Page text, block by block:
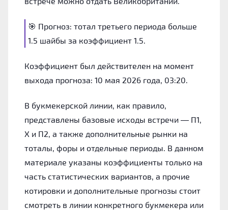
🎯 Прогноз: тотал третьего периода больше
1.5 шайбы за коэффициент 1.5.
Коэффициент был действителен на момент
выхода прогноза: 10 мая 2026 года, 03:20.
В букмекерской линии, как правило,
представлены базовые исходы встречи — П1,
Х и П2, а также дополнительные рынки на
тоталы, форы и отдельные периоды. В данном
материале указаны коэффициенты только на
часть статистических вариантов, а прочие
котировки и дополнительные прогнозы стоит
смотреть в линии конкретного букмекера или